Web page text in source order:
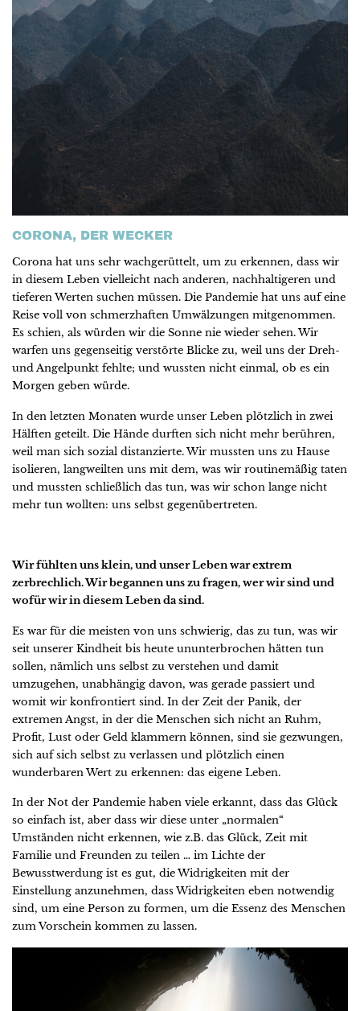
CORONA, DER WECKER
Corona hat uns sehr wachgerüttelt, um zu erkennen, dass wir
in diesem Leben vielleicht nach anderen, nachhaltigeren und
tieferen Werten suchen müssen. Die Pandemie hat uns auf eine
Reise voll von schmerzhaften Umwälzungen mitgenommen.
Es schien, als würden wir die Sonne nie wieder sehen. Wir
warfen uns gegenseitig verstörte Blicke zu, weil uns der Dreh-
und Angelpunkt fehlte; und wussten nicht einmal, ob es ein
Morgen geben würde.
In den letzten Monaten wurde unser Leben plötzlich in zwei
Hälften geteilt. Die Hände durften sich nicht mehr berühren,
weil man sich sozial distanzierte. Wir mussten uns zu Hause
isolieren, langweilten uns mit dem, was wir routinemäßig taten
und mussten schließlich das tun, was wir schon lange nicht
mehr tun wollten: uns selbst gegenübertreten.
Wir fühlten uns klein, und unser Leben war extrem
zerbrechlich. Wir begannen uns zu fragen, wer wir sind und
wofür wir in diesem Leben da sind.
Es war für die meisten von uns schwierig, das zu tun, was wir
seit unserer Kindheit bis heute ununterbrochen hätten tun
sollen, nämlich uns selbst zu verstehen und damit
umzugehen, unabhängig davon, was gerade passiert und
womit wir konfrontiert sind. In der Zeit der Panik, der
extremen Angst, in der die Menschen sich nicht an Ruhm,
Profit, Lust oder Geld klammern können, sind sie gezwungen,
sich auf sich selbst zu verlassen und plötzlich einen
wunderbaren Wert zu erkennen: das eigene Leben.
In der Not der Pandemie haben viele erkannt, dass das Glück
so einfach ist, aber dass wir diese unter „normalen“
Umständen nicht erkennen, wie z.B. das Glück, Zeit mit
Familie und Freunden zu teilen … im Lichte der
Bewusstwerdung ist es gut, die Widrigkeiten mit der
Einstellung anzunehmen, dass Widrigkeiten eben notwendig
sind, um eine Person zu formen, um die Essenz des Menschen
zum Vorschein kommen zu lassen.